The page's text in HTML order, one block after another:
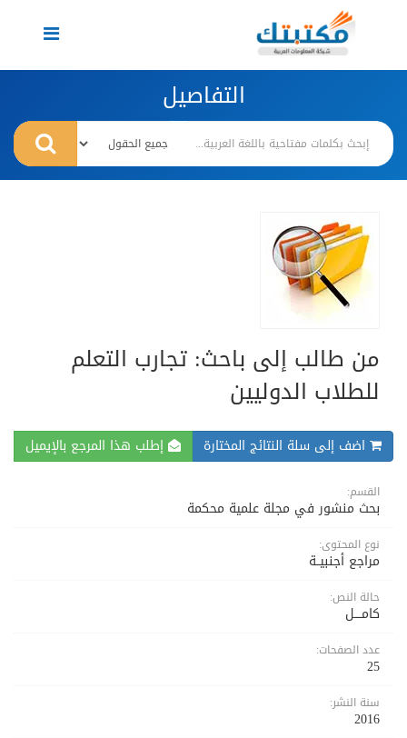
Toggle
navigation
التفاصيل
من طالب إلى باحث: تجارب التعلم
للطلاب الدوليين
اضف إلى سلة النتائج المختارة إطلب هذا المرجع بالإيميل
القسم:
بحث منشور في مجلة علمية محكمة
نوع المحتوى:
مراجع أجنبيــة
حالة النص:
كامــــل
عدد الصفحات:
25
سنة النشر:
2016